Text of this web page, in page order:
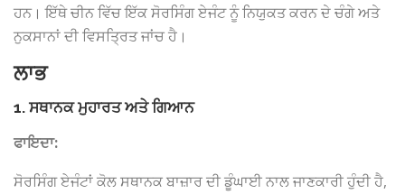
ਹਨ। ਇੱਥੇ ਚੀਨ ਵਿੱਚ ਇੱਕ ਸੋਰਸਿੰਗ ਏਜੰਟ ਨੂੰ ਨਿਯੁਕਤ ਕਰਨ ਦੇ ਚੰਗੇ ਅਤੇ
ਨੁਕਸਾਨਾਂ ਦੀ ਵਿਸਤ੍ਰਿਤ ਜਾਂਚ ਹੈ।
ਲਾਭ
1. ਸਥਾਨਕ ਮੁਹਾਰਤ ਅਤੇ ਗਿਆਨ
ਫਾਇਦਾ:
ਸੋਰਸਿੰਗ ਏਜੰਟਾਂ ਕੋਲ ਸਥਾਨਕ ਬਾਜ਼ਾਰ ਦੀ ਡੂੰਘਾਈ ਨਾਲ ਜਾਣਕਾਰੀ ਹੁੰਦੀ ਹੈ,